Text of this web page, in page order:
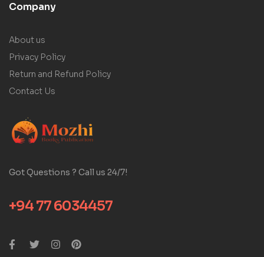
Company
About us
Privacy Policy
Return and Refund Policy
Contact Us
Got Questions ? Call us 24/7!
+94 77 6034457